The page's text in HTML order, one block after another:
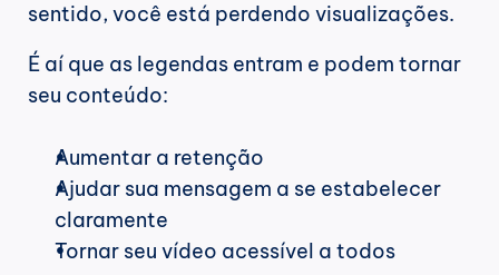
sentido, você está perdendo visualizações.
É aí que as legendas entram e podem tornar
seu conteúdo:
Aumentar a retenção
Ajudar sua mensagem a se estabelecer
claramente
Tornar seu vídeo acessível a todos